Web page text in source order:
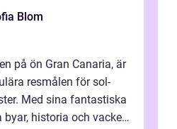
Blom
på ön Gran Canaria, är
resmålen för sol-
Med sina fantastiska
byar, historia och vacker